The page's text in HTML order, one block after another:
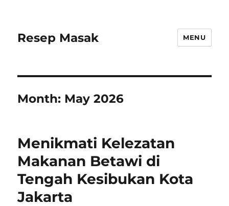
Resep Masak MENU
Month: May 2026
Menikmati Kelezatan
Makanan Betawi di
Tengah Kesibukan Kota
Jakarta